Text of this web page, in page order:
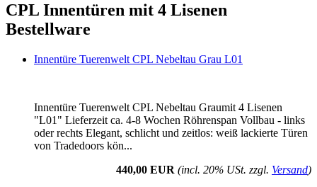
CPL Innentüren mit 4 Lisenen
Bestellware
Innentüre Tuerenwelt CPL Nebeltau Grau L01
Innentüre Tuerenwelt CPL Nebeltau Graumit 4 Lisenen
"L01" Lieferzeit ca. 4-8 Wochen Röhrenspan Vollbau - links
oder rechts Elegant, schlicht und zeitlos: weiß lackierte Türen
von Tradedoors kön...
440,00 EUR (incl. 20% USt. zzgl. Versand)